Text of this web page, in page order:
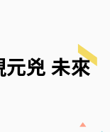
元兇 未來